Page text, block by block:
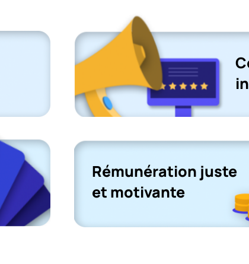
Rémunération juste
et motivante